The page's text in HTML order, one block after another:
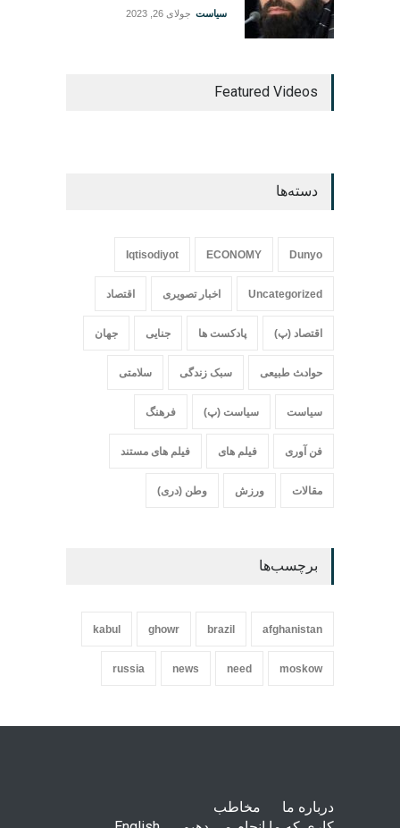
سیاست جولای 26, 2023
Featured Videos
دسته‌ها
Dunyo
ECONOMY
Iqtisodiyot
Uncategorized اخبار تصویری اقتصاد
اقتصاد (پ) پادکست ها جنایی جهان
حواد‍‍‍ث طبیعی سبک زندگی سلامتی
سیاست سیاست (پ) فرهنگ
فن آوری فیلم های فیلم های مستند
مقالات ورزش وطن (دری)
برچسب‌ها
afghanistan
brazil
ghowr
kabul
moskow
need
news
russia
درباره ما
مخاطب